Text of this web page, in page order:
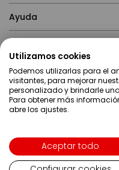
Ayuda
Utilizamos cookies
Podemos utilizarlas para el
visitantes, para mejorar
personalizado y brindarle
Para obtener más
abre los ajustes.
Aceptar todo